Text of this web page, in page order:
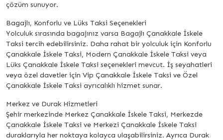
çözüm sunuyor.
Bagajlı, Konforlu ve Lüks Taksi Seçenekleri
Yolculuk sırasında bagajınız varsa Bagajlı Çanakkale İskele
Taksi tercih edebilirsiniz. Daha rahat bir yolculuk için Konforlu
Çanakkale İskele Taksi, Modern Çanakkale İskele Taksi veya
Lüks Çanakkale İskele Taksi seçenekleri mevcut. İş seyahatleri
veya özel davetler için Vip Çanakkale İskele Taksi ve Özel
Çanakkale İskele Taksi ayrıcalıklı hizmet sunar.
Merkez ve Durak Hizmetleri
Şehir merkezinde Merkez Çanakkale İskele Taksi, Merkezde
Çanakkale İskele Taksi ve Merkezi Çanakkale İskele Taksi
duraklarıyla her noktaya kolayca ulaşabilirsiniz. Ayrıca Durak